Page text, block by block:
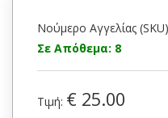
Νούμερο Αγγελίας
Σε Απόθεμα: 8
Τιμή: € 25.00